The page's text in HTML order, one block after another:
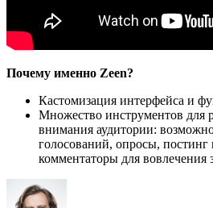
Почему именно Zeen?
Кастомизация интерфейса и
Множество инструментов для
внимания аудитории:
голосований, опросы, постинг
комментаторы для вовлечения